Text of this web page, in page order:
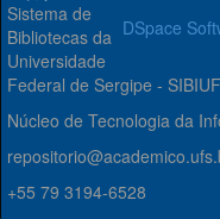
DSpace
Sistema de
Bibliotecas da
Universidade
Federal de Sergipe -
Núcleo de Tecnologia da
+55 79 3194-6528